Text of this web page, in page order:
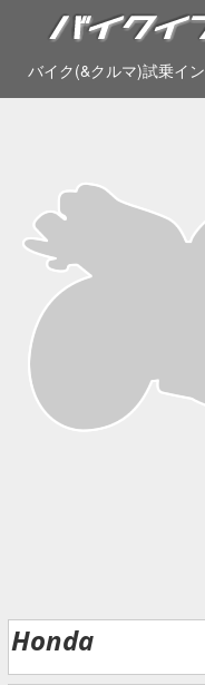
バイク(&クルマ)試乗イ
Honda